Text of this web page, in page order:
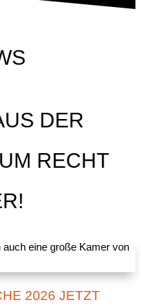
DER
RECHT
2026 JETZT